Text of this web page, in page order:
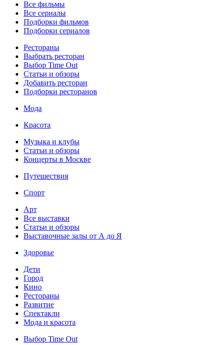
Все фильмы
Все сериалы
Подборки фильмов
Подборки сериалов
Рестораны
Выбрать ресторан
Выбор Time Out
Статьи и обзоры
Добавить ресторан
Подборки ресторанов
Мода
Красота
Музыка и клубы
Статьи и обзоры
Концерты в Москве
Путешествия
Спорт
Арт
Все выставки
Статьи и обзоры
Выставочные залы от А до Я
Здоровье
Дети
Город
Кино
Рестораны
Развитие
Спектакли
Мода и красота
Выбор Time Out